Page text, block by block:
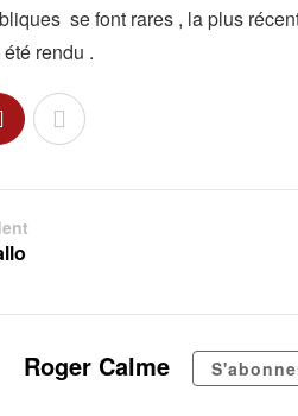
se font rares , la plus
rendu .
Roger Calme